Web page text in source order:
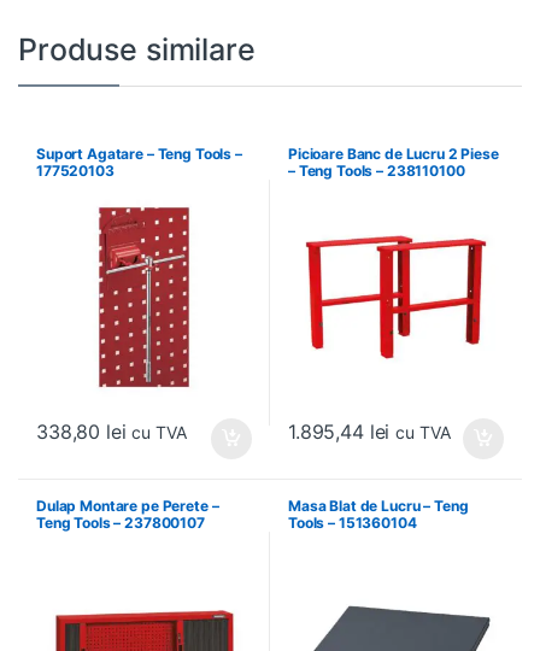
Produse similare
Suport Agatare – Teng Tools –
177520103
338,80 lei cu TVA
Picioare Banc de Lucru 2 Piese
– Teng Tools – 238110100
1.895,44 lei cu TVA
Dulap Montare pe Perete –
Teng Tools – 237800107
Masa Blat de Lucru – Teng
Tools – 151360104